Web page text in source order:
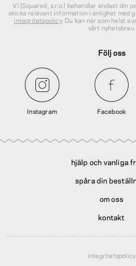
Vi (Squared, s.r.o.) behandlar endast din
skicka relevant information i enlighet med
integritetspolicy. Du kan när som helst
vårt nyhetsbrev.
Följ oss
Instagram Facebook
hjälp och vanliga
spåra din
om oss
kontakt
integritetspolicy